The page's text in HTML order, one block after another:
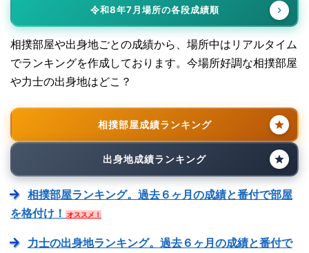
令和8年7月場所の各段成績順
相撲部屋や出身地ごとの成績から、場所中はリアルタイム
でランキングを作成しております。今場所好調な相撲部屋
や力士の出身地はどこ？
相撲部屋成績ランキング
出身地成績ランキング
相撲部屋ランキング。過去６ヶ月の成績と番付で部屋
を格付け！
オススメ！
力士の出身地ランキング。過去６ヶ月の成績と番付で